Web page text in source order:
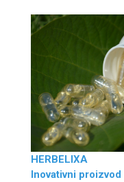
HERBELIXA
Inovativni